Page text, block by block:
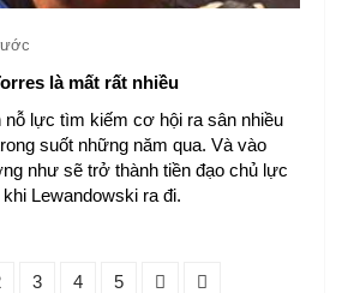
là mất rất nhiều
nỗ lực tìm kiếm cơ hội ra sân nhiều
suốt những năm qua. Và vào
như sẽ trở thành tiền đạo chủ lực
Lewandowski ra đi.
3 4 5